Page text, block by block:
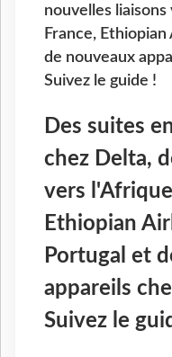
nouvelles
France,
de nouveaux
Suivez le guide !
Des suites
chez Delta,
vers
Ethiopian
Portugal et
appareils
Suivez le